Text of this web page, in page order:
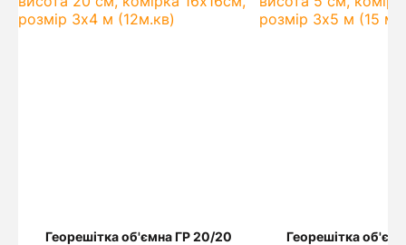
Георешітка об'ємна ГР 20/20
Георешітка